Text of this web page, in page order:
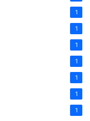
1
1
1
1
1
1
1